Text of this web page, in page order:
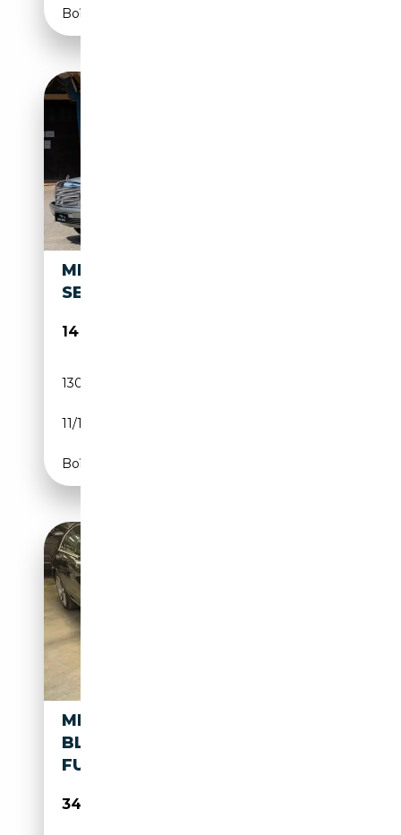
Boîte automatique
MERCEDES-BENZ S 300 S 300
SE
14 500€
130 000 km
11/1986
Boîte manuelle
MERCEDES-BENZ S 300
BLUETEC HYBRID PREMIUM
FULL , GARANZIA
34 900€